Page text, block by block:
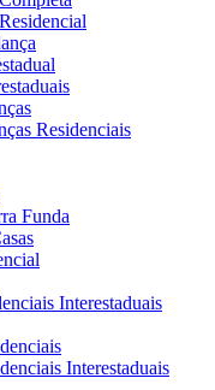
Residenciais
Funda
Interestaduais
Interestaduais